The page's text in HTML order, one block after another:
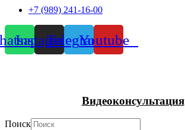
+7 (989) 241-16-00
InstagramTelegramYoutube
Видеоконсультация
Поиск